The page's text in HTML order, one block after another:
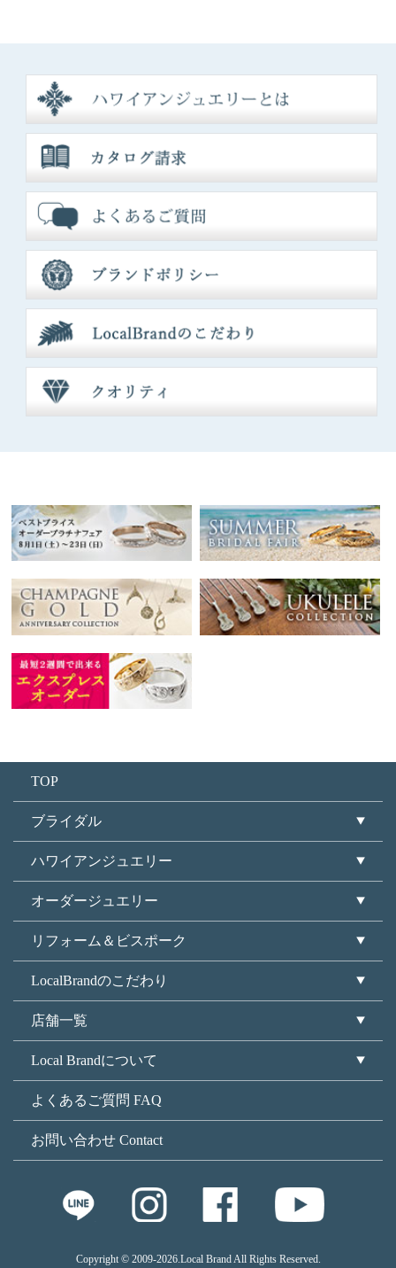
TOP
ブライダル
ハワイアンジュエリー
オーダージュエリー
リフォーム＆ビスポーク
LocalBrandのこだわり
店舗一覧
Local Brandについて
よくあるご質問 FAQ
お問い合わせ Contact
Copyright © 2009-2026.Local Brand All Rights Reserved.